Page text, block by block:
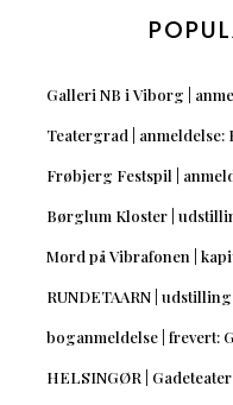
Galleri NB i Viborg |
Teatergrad | anmeldelse:
Frøbjerg Festspil |
Børglum Kloster |
Mord på Vibrafonen |
RUNDETAARN |
boganmeldelse | frevert:
HELSINGØR |